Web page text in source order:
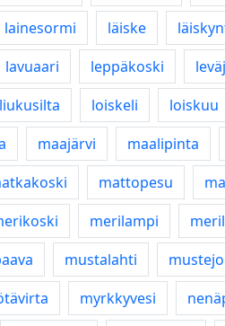
lainesormi läiske
lavuaari leppäkoski
liukusilta loiskeli loiskuu
maajärvi maalipinta
mattopesu
merilampi
mustalahti
myrkkyvesi